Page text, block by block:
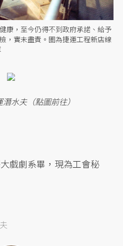
康，至今仍得不到政府承諾、給予
，實未盡責。圖為捷運工程新店線
水夫（點圖前往）
戲劇系畢，現為工會秘